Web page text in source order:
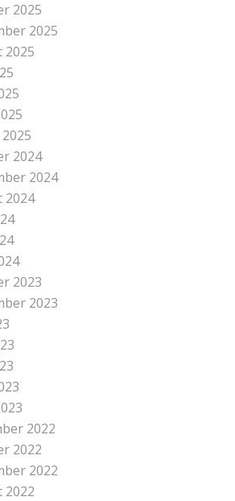
2025
2025
2025
2024
2024
2024
2023
2023
2022
2022
2022
2022